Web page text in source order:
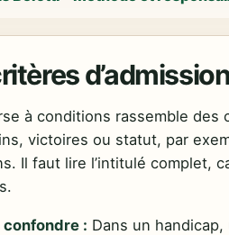
à conditions rassemble des
victoires ou statut, par
Il faut lire l’intitulé complet,
confondre : Dans un